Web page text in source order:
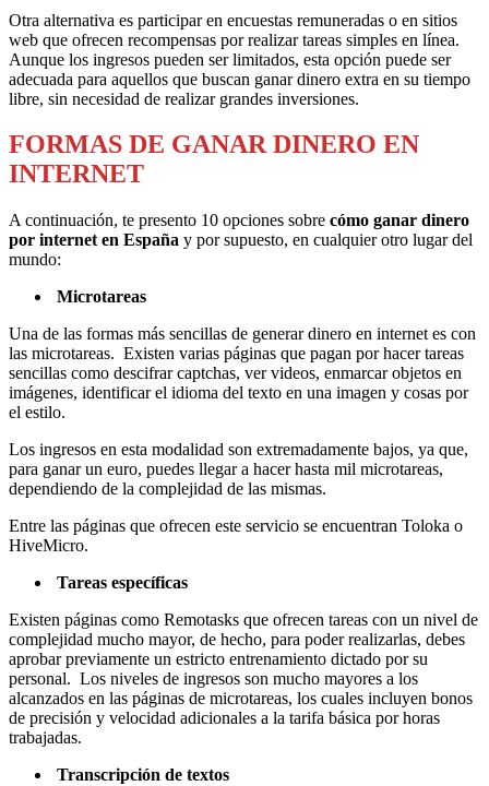
Otra alternativa es participar en encuestas remuneradas o en sitios
web que ofrecen recompensas por realizar tareas simples en línea.
Aunque los ingresos pueden ser limitados, esta opción puede ser
adecuada para aquellos que buscan ganar dinero extra en su tiempo
libre, sin necesidad de realizar grandes inversiones.
FORMAS DE GANAR DINERO EN
INTERNET
A continuación, te presento 10 opciones sobre cómo ganar dinero
por internet en España y por supuesto, en cualquier otro lugar del
mundo:
Microtareas
Una de las formas más sencillas de generar dinero en internet es con
las microtareas. Existen varias páginas que pagan por hacer tareas
sencillas como descifrar captchas, ver videos, enmarcar objetos en
imágenes, identificar el idioma del texto en una imagen y cosas por
el estilo.
Los ingresos en esta modalidad son extremadamente bajos, ya que,
para ganar un euro, puedes llegar a hacer hasta mil microtareas,
dependiendo de la complejidad de las mismas.
Entre las páginas que ofrecen este servicio se encuentran Toloka o
HiveMicro.
Tareas específicas
Existen páginas como Remotasks que ofrecen tareas con un nivel de
complejidad mucho mayor, de hecho, para poder realizarlas, debes
aprobar previamente un estricto entrenamiento dictado por su
personal. Los niveles de ingresos son mucho mayores a los
alcanzados en las páginas de microtareas, los cuales incluyen bonos
de precisión y velocidad adicionales a la tarifa básica por horas
trabajadas.
Transcripción de textos